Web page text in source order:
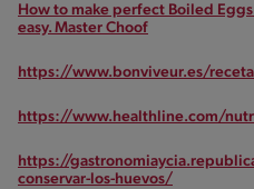
How to make perfect Boiled
easy. Master Choof
https://www.bonviveur.es/
https://www.healthline.com/
https://
conservar-los-huevos/